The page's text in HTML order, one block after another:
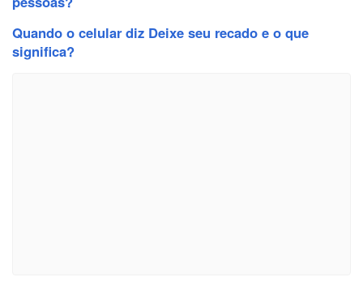
Quando o celular diz Deixe seu recado e o que
significa?